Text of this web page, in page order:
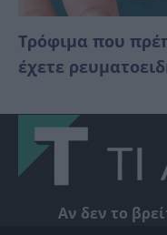
Τρόφιμα που
έχετε
Αν δεν το